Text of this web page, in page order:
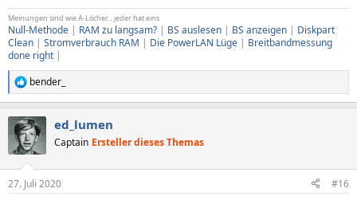
Meinungen sind wie A-Löcher... jeder hat eins
Null-Methode | RAM zu langsam? | BS auslesen | BS anzeigen | Diskpart
Clean | Stromverbrauch RAM | Die PowerLAN Lüge | Breitbandmessung
done right |
R
e
k
t
i
e
bender_
ed_lumen
Captain Ersteller dieses Themas
27. Juli 2020 #16